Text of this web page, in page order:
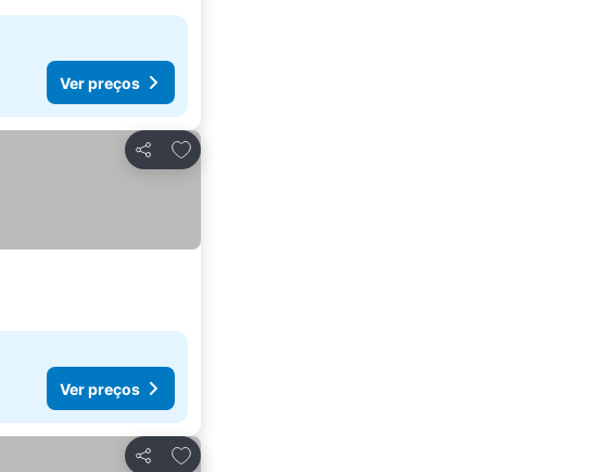
Ver preços
Partilhar
Adicionar aos favoritos
Ver preços
Partilhar
Adicionar aos favoritos